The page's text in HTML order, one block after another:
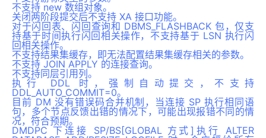
不支持 new 数组对象。
关闭两阶段提交后不支持 XA 接口功能。
对于闪回表、闪回查询和 DBMS_FLASHBACK 包，仅支
持基于时间执行闪回相关操作，不支持基于 LSN 执行闪
回相关操作。
不支持结果集缓存，即无法配置结果集缓存相关的参数。
不支持 JOIN APPLY 的连接查询。
不支持同层引用列。
执行 DDL 时，强制自动提交，不支持
DDL_AUTO_COMMIT=0。
目前 DM 没有错误码合并机制，当连接 SP 执行相同语
句，多个节点反馈出错的情况下，可能出现报错不同的情
况，符合预期。
DMDPC 下连接 SP/BS[GLOBAL 方式]执行 ALTER